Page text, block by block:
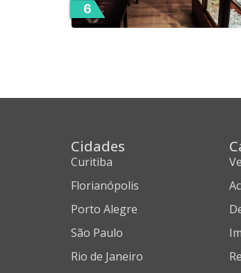
6
Cidades
Curitiba
Florianópolis
Porto Alegre
São Paulo
Rio de Janeiro